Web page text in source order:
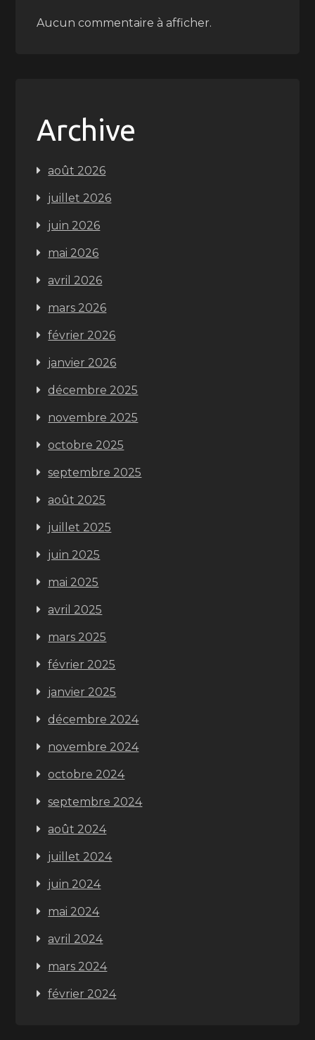
Aucun commentaire à afficher.
Archive
août 2026
juillet 2026
juin 2026
mai 2026
avril 2026
mars 2026
février 2026
janvier 2026
décembre 2025
novembre 2025
octobre 2025
septembre 2025
août 2025
juillet 2025
juin 2025
mai 2025
avril 2025
mars 2025
février 2025
janvier 2025
décembre 2024
novembre 2024
octobre 2024
septembre 2024
août 2024
juillet 2024
juin 2024
mai 2024
avril 2024
mars 2024
février 2024